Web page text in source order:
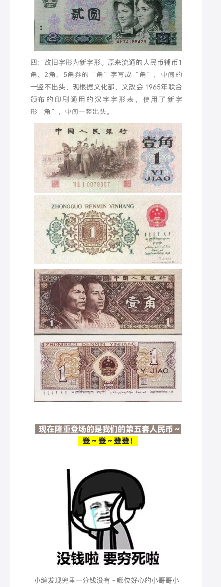
四：改旧字形为新字形。原来流通的人民币辅币1
角、2角、5角券的“角”字写成“角”，中间的
一竖不出头，现根据文化部、文改会 1965年联合
颁布的印刷通用的汉字字形表，使用了新字
形“角”，中间一竖出头。
现在隆重登场的是我们的第五套人民币～
登～登～登登！
小编发现兜里一分钱没有～哪位好心的小哥哥小